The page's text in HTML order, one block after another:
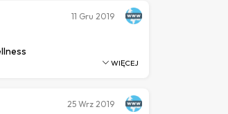
11 Gru 2019
WIĘCEJ
25 Wrz 2019